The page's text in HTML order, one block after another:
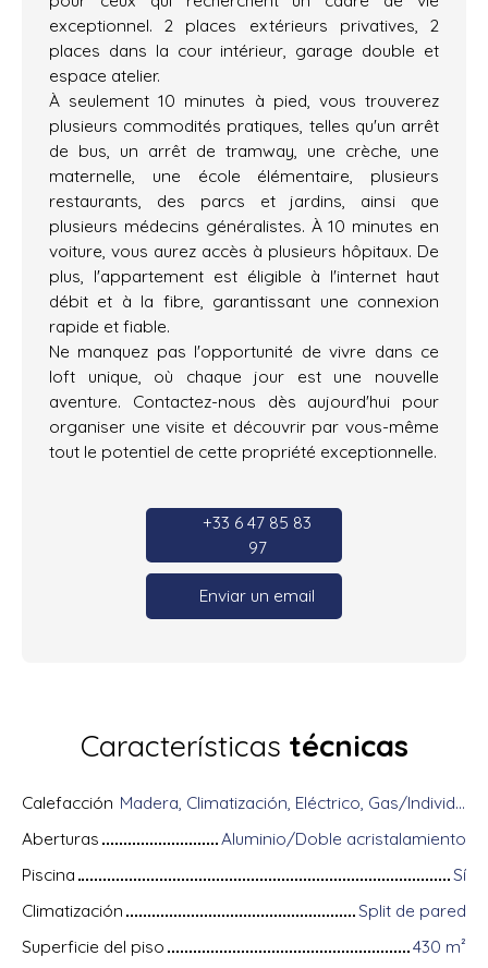
exceptionnel. 2 places extérieurs privatives, 2
places dans la cour intérieur, garage double et
espace atelier.
À seulement 10 minutes à pied, vous trouverez
plusieurs commodités pratiques, telles qu'un arrêt
de bus, un arrêt de tramway, une crèche, une
maternelle, une école élémentaire, plusieurs
restaurants, des parcs et jardins, ainsi que
plusieurs médecins généralistes. À 10 minutes en
voiture, vous aurez accès à plusieurs hôpitaux. De
plus, l'appartement est éligible à l'internet haut
débit et à la fibre, garantissant une connexion
rapide et fiable.
Ne manquez pas l'opportunité de vivre dans ce
loft unique, où chaque jour est une nouvelle
aventure. Contactez-nous dès aujourd'hui pour
organiser une visite et découvrir par vous-même
tout le potentiel de cette propriété exceptionnelle.
+33 6 47 85 83
97
Enviar un email
Características técnicas
Calefacción
Madera, Climatización, Eléctrico, Gas/Individual
Aberturas
Aluminio/Doble acristalamiento
Piscina
Sí
Climatización
Split de pared
Superficie del piso
430 m²